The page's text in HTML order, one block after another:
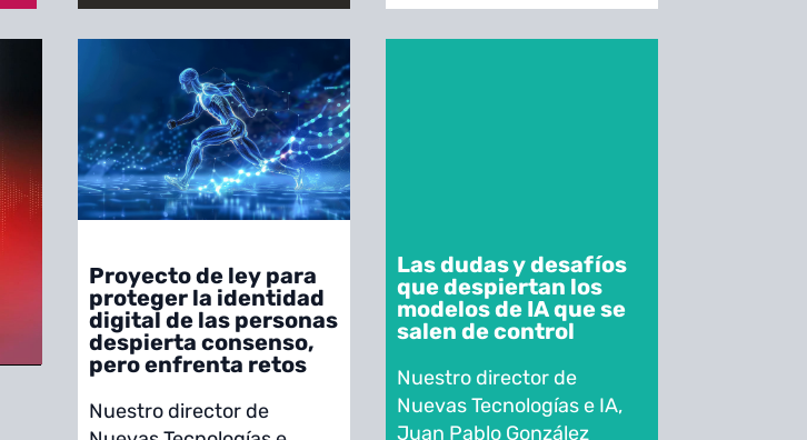
Proyecto de ley para
proteger la identidad
digital de las personas
despierta consenso,
pero enfrenta retos
Nuestro director de
Las dudas y desafíos
que despiertan los
modelos de IA que se
salen de control
Nuestro director de
Nuevas Tecnologías e IA,
Juan Pablo González